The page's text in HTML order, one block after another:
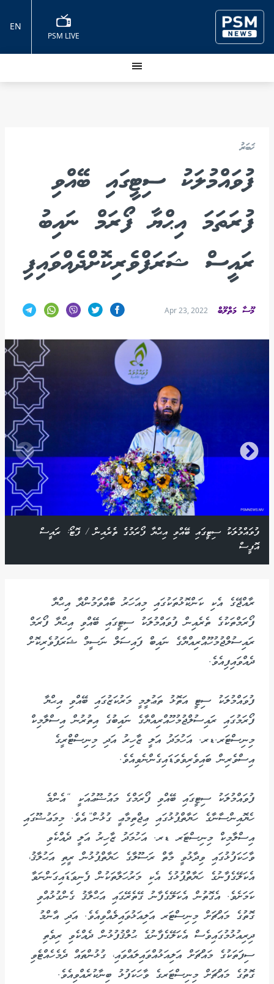
PSM LIVE
EN
ޚަބަރު
ފުވައްމުލަކު ސިޓީގައި ބޭއްވި
ފުރަތަމަ އިޙްޔާ ފޯރަމް ނައިބު
ރައީސް ޝަރަފްވެރިކޮށްދެއްވައިފި
މޫސާ މަތްލޫބް Apr 23, 2022
ފުވައްމުލަކު ސިޓީގައި ބޭއްވި އިޙްޔާ ފޯރަމުގެ ތެރެއިން / ފޮޓޯ: ރައީސް
އޮފީސް
ރާއްޖޭގެ އެކި ކަންކޮޅުތަކުގައި މިއަހަރު ބާއްވަމުންދާ އިޙްޔާ
ފޯރަމްތަކުގެ ތެރެއިން ފުވައްމުލަކު ސިޓީގައި ބޭއްވި އިޙްޔާ ފޯރަމް
ރައިސުލްޖުމުހޫއްރިއްޔާގެ ނައިބް ފައިސަލް ނަސީމް ޝަރަފުވެރިކޮށް
ދެއްވައިފިއެވެ.
ފުވައްމުލަކު ސިޓީ އަތޮޅު ތަޢުލީމީ މަރުކަޒުގައި ބޭއްވި އިޙްޔާ
ފޯރަމުގައި ރައިސުލްޖުމުހޫއްރިއްޔާގެ ނައިބުގެ އިތުރުން އިސްލާމިކް
މިނިސްޓަރ.ޑރ. އަހުމަދު އަލީ ޒާހިރު އަދި މިނިސްޓްރީގެ
އިސްވެރިން ބައިވެރިވެވަޑައިގެންނެވިއެވެ.
ފުވައްމުލަކު ސިޓީގައި ބޭއްވި ފޯރަމްގެ މައުޟޫޢުއަކީ “އެންމެ
ހެޔޮއިންސާނާގެ ހަޔާތްޕުޅުގައި ޢިޖްތިމާޢީ ގުޅުން”އެވެ. މިމަޢުޟޫގައި
އިސްލާމިކް މިނިސްޓަރ ޑރ. އަހުމަދު ޒާހިރު އަލީ ދެއްކެވި
ވާހަކަފުޅުގައި ވިދާޅުވީ މާތް ރަސޫލާގެ ހަޔާތްޕުޅުން ރީތި އަޙުލާޤު،
އެކަލޭގެފާނުގެ ހަޔާތްޕުޅުގެ އެކި މަރުހަލާތަކުން ފެނިވަޑައިގަންނަވާ
ކަމަށެވެ. އެގޮތުން އެކަލޭގެފާނު ގޭތެރޭގައި އަޙްލާޤު ގެންގުޅުއްވި
ގޮތުގެ މައްޗަށް މިނިސްޓަރ އަލިއަޅުވައިލެއްވިއެވެ. އަދި އާންމު
ދިރިއުޅުމުގައިވެސް އެކަލޭގެފާނުގެ ޙުލްޤުފުޅުން ދެއްކެވި ރިވެތި
ސިފަތަކުގެ މައްޗަށް އަލިއަޅުއްވައިލައްވައި، ގުޅުންތައް ދެމެހެއްޓެވި
ގޮތުގެ މައްޗަށް މިނިސްޓަރގެ ވާހަކަފުޅު ބިނާކުރެއްވިއެވެ.